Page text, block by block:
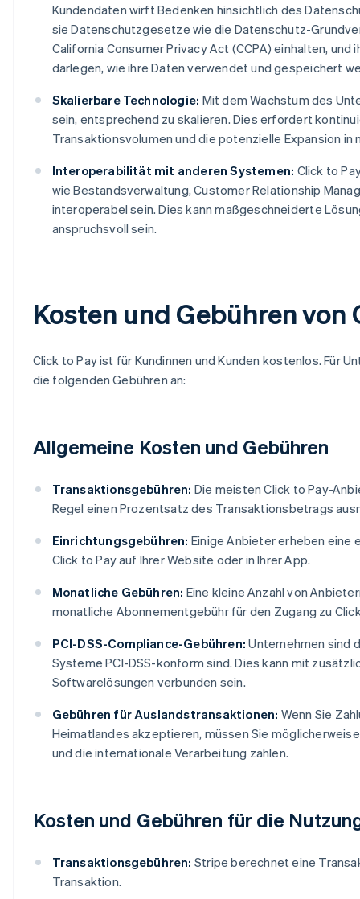
Kundendaten wirft Bedenken hinsichtlich des
sie Datenschutzgesetze wie die Datenschutz-
California Consumer Privacy Act (CCPA) einhalten,
darlegen, wie ihre Daten verwendet und gespeichert
Skalierbare Technologie: Mit dem Wachstum des
sein, entsprechend zu skalieren. Dies erfordert
Transaktionsvolumen und die potenzielle Expansion in
Interoperabilität mit anderen Systemen: Click to
wie Bestandsverwaltung, Customer Relationship
interoperabel sein. Dies kann maßgeschneiderte
anspruchsvoll sein.
Kosten und Gebühren von
Click to Pay ist für Kundinnen und Kunden kostenlos. Für
die folgenden Gebühren an:
Allgemeine Kosten und Gebühren
Transaktionsgebühren: Die meisten Click to Pay-
Regel einen Prozentsatz des Transaktionsbetrags
Einrichtungsgebühren: Einige Anbieter erheben eine
Click to Pay auf Ihrer Website oder in Ihrer App.
Monatliche Gebühren: Eine kleine Anzahl von
monatliche Abonnementgebühr für den Zugang zu
PCI-DSS-Compliance-Gebühren: Unternehmen sind
Systeme PCI-DSS-konform sind. Dies kann mit
Softwarelösungen verbunden sein.
Gebühren für Auslandstransaktionen: Wenn Sie
Heimatlandes akzeptieren, müssen Sie
und die internationale Verarbeitung zahlen.
Kosten und Gebühren für die
Transaktionsgebühren: Stripe berechnet eine
Transaktion.